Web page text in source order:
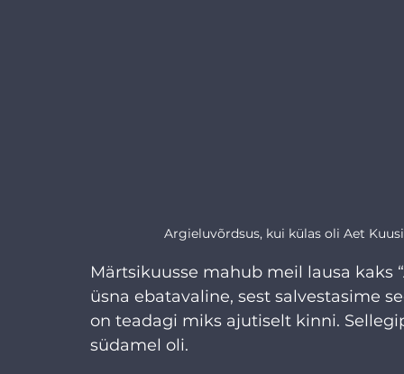
Argieluvõrdsus, kui külas oli Aet
Märtsikuusse mahub meil lausa kaks
üsna ebatavaline, sest salvestasime
on teadagi miks ajutiselt kinni.
südamel oli.